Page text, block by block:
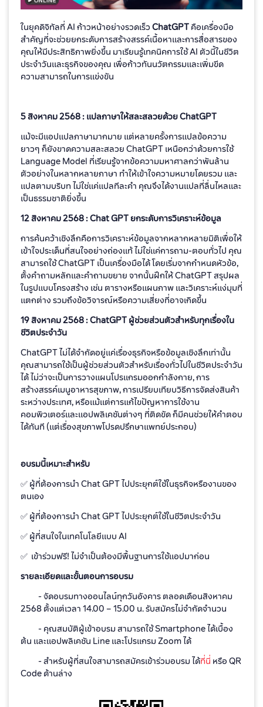
ในยุคดิจิทัลที่ AI ก้าวหน้าอย่างรวดเร็วChatGPTคือเครื่องมือ
สำคัญที่จะช่วยยกระดับการสร้างสรรค์เนื้อหาและการสื่อสารของ
คุณให้มีประสิทธิภาพยิ่งขึ้น มาเรียนรู้เทคนิคการใช้ AI ตัวนี้ในชีวิต
ประจำวันและธุรกิจของคุณ เพื่อก้าวทันนวัตกรรมและเพิ่มขีด
ความสามารถในการแข่งขัน
5 สิงหาคม 2568 : แปลภาษาให้สละสลวยด้วย ChatGPT
แม้จะมีแอปแปลภาษามากมาย แต่หลายครั้งการแปลข้อความ
ยาวๆ ก็ยังขาดความสละสลวย ChatGPT เหนือกว่าด้วยการใช้
Language Model ที่เรียนรู้จากข้อความมหาศาลกว่าพันล้าน
ตัวอย่างในหลากหลายภาษา ทำให้เข้าใจความหมายโดยรวม และ
แปลตามบริบท ไม่ใช่แค่แปลทีละคำ คุณจึงได้งานแปลที่ลื่นไหลและ
เป็นธรรมชาติยิ่งขึ้น
12 สิงหาคม 2568 : Chat GPT ยกระดับการวิเคราะห์ข้อมูล
การค้นคว้าเชิงลึกคือการวิเคราะห์ข้อมูลจากหลากหลายมิติเพื่อให้
เข้าใจประเด็นที่สนใจอย่างถ่องแท้ ไม่ใช่แค่การถาม-ตอบทั่วไป คุณ
สามารถใช้ ChatGPT เป็นเครื่องมือได้ โดยเริ่มจากกำหนดหัวข้อ,
ตั้งคำถามหลักและคำถามขยาย จากนั้นฝึกให้ ChatGPT สรุปผล
ในรูปแบบโครงสร้าง เช่น ตารางหรือแผนภาพ และวิเคราะห์แง่มุมที่
แตกต่าง รวมถึงข้อวิจารณ์หรือความเสี่ยงที่อาจเกิดขึ้น
19 สิงหาคม 2568 : ChatGPT ผู้ช่วยส่วนตัวสำหรับทุกเรื่องใน
ชีวิตประจำวัน
ChatGPT ไม่ได้จำกัดอยู่แค่เรื่องธุรกิจหรือข้อมูลเชิงลึกเท่านั้น
คุณสามารถใช้เป็นผู้ช่วยส่วนตัวสำหรับเรื่องทั่วไปในชีวิตประจำวัน
ได้ ไม่ว่าจะเป็นการวางแผนโปรแกรมออกกำลังกาย, การ
สร้างสรรค์เมนูอาหารสุขภาพ, การเปรียบเทียบวิธีการจัดส่งสินค้า
ระหว่างประเทศ, หรือแม้แต่การแก้ไขปัญหาการใช้งาน
คอมพิวเตอร์และแอปพลิเคชันต่างๆ ที่ติดขัด ก็มีคนช่วยให้คำตอบ
ได้ทันที (แต่เรื่องสุขภาพโปรดปรึกษาแพทย์ประกอบ)
อบรมนี้เหมาะสำหรับ
✅ ผู้ที่ต้องการนำ Chat GPT ไปประยุกต์ใช้ในธุรกิจหรืองานของ
ตนเอง
✅ ผู้ที่ต้องการนำ Chat GPT ไปประยุกต์ใช้ในชีวิตประจำวัน
✅ ผู้ที่สนใจในเทคโนโลยีแบบ AI
✅ เข้าร่วมฟรี! ไม่จำเป็นต้องมีพื้นฐานการใช้แอปมาก่อน
รายละเอียดและขั้นตอนการอบรม
- จัดอบรมทางออนไลน์ทุกวันอังคาร ตลอดเดือนสิงหาคม
2568 ตั้งแต่เวลา 14.00 – 15.00 น. รับสมัครไม่จำกัดจำนวน
- คุณสมบัติผู้เข้าอบรม สามารถใช้ Smartphone ได้เบื้อง
ต้น และแอปพลิเคชัน Line และโปรแกรม Zoom ได้
- สำหรับผู้ที่สนใจสามารถสมัครเข้าร่วมอบรม ได้ที่นี่ หรือ QR
Code ด้านล่าง